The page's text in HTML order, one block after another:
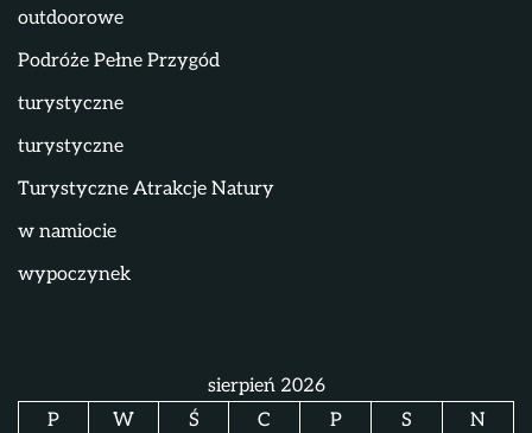
outdoorowe
Podróże Pełne Przygód
turystyczne
turystyczne
Turystyczne Atrakcje Natury
w namiocie
wypoczynek
sierpień 2026
P
W Ś C P S
N